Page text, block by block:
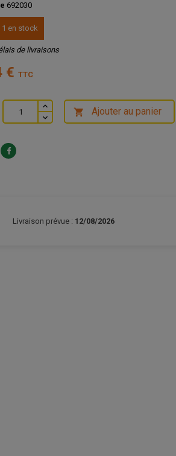
692030
1 en stock
de livraisons
€ TTC
 Ajouter au panier
Livraison prévue : 12/08/2026